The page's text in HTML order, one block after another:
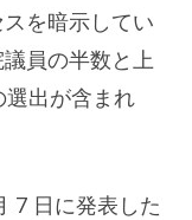
を暗示してい
員の半数と上
出が含まれ
7 日に発表した